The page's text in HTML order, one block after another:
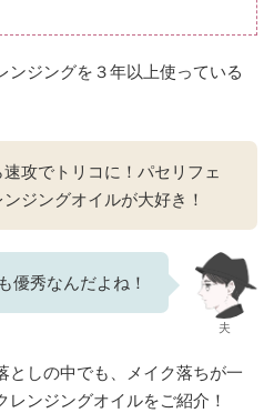
ンジングを３年以上使っている
攻でトリコに！パセリフェ
ジングオイルが大好き！
優秀なんだよね！
夫
としの中でも、メイク落ちが一
ンジングオイルをご紹介！